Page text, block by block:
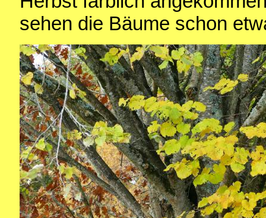
sehen die Bäume schon